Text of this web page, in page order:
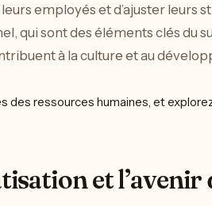
employés et d’ajuster leurs
sont des éléments clés du
à la culture et au
et